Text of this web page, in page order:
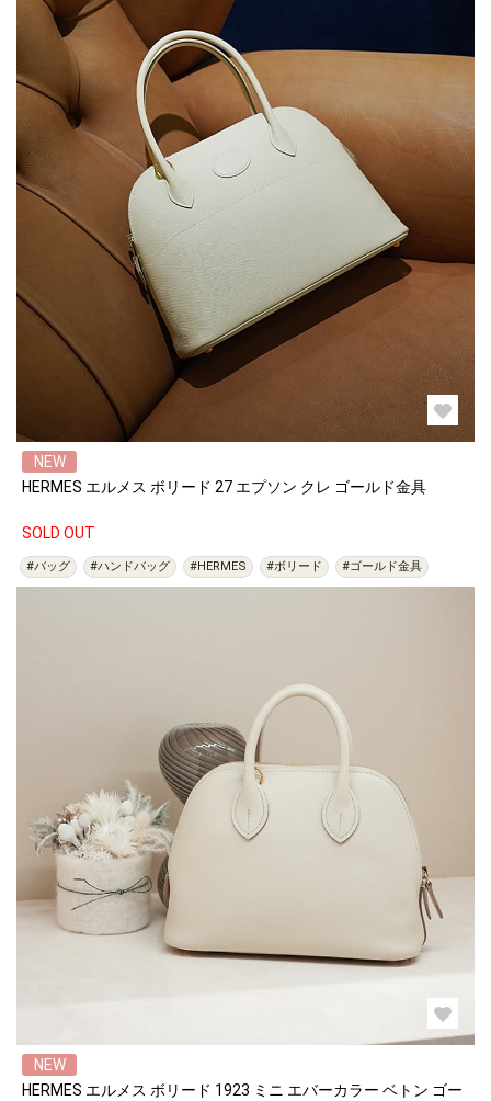
NEW
HERMES エルメス ボリード 27 エプソン クレ ゴールド金具
SOLD OUT
#バッグ #ハンドバッグ #HERMES #ボリード #ゴールド金具
NEW
HERMES エルメス ボリード 1923 ミニ エバーカラー ベトン ゴー